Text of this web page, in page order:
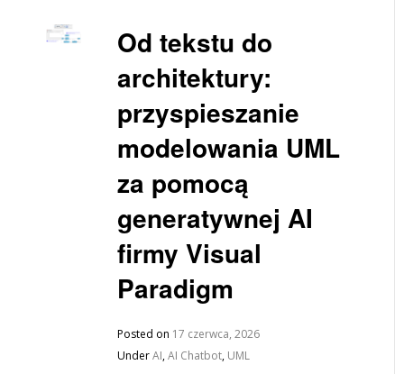
Od tekstu do
architektury:
przyspieszanie
modelowania UML
za pomocą
generatywnej AI
firmy Visual
Paradigm
Posted on 17 czerwca, 2026
UnderAI,AI Chatbot, UML